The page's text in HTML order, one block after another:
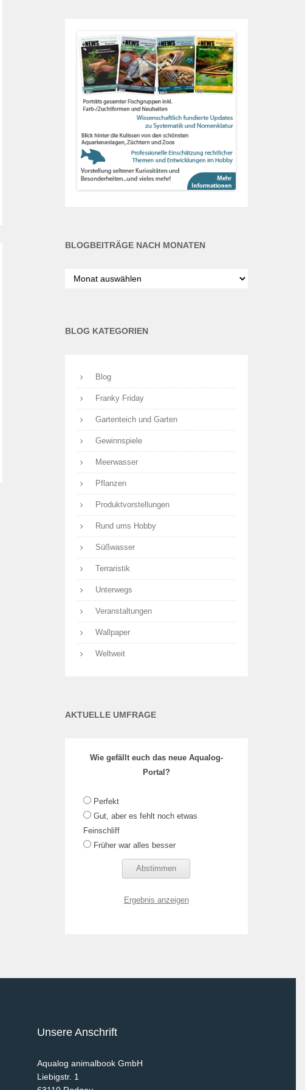
BLOGBEITRÄGE NACH MONATEN
nach
BLOG KATEGORIEN
Blog
Franky Friday
Gartenteich und Garten
Gewinnspiele
Meerwasser
Pflanzen
Produktvorstellungen
Rund ums Hobby
Süßwasser
Terraristik
Unterwegs
Veranstaltungen
Wallpaper
Weltweit
AKTUELLE UMFRAGE
Wie gefällt euch das neue Aqualog-
Portal?
Perfekt
Gut, aber es fehlt noch etwas
Feinschliff
Früher war alles besser
Ergebnis anzeigen
Unsere Anschrift
Aqualog animalbook GmbH
Liebigstr. 1